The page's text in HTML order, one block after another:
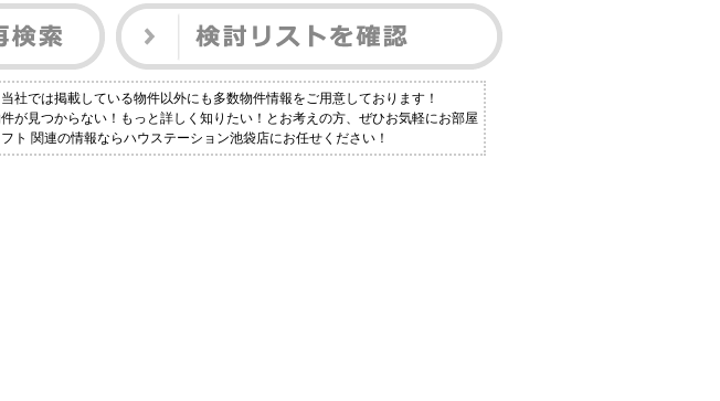
社では掲載している物件以外にも多数物件情報をご用意しております！
が見つからない！もっと詳しく知りたい！とお考えの方、ぜひお気軽にお部屋
ト 関連の情報ならハウステーション池袋店にお任せください！